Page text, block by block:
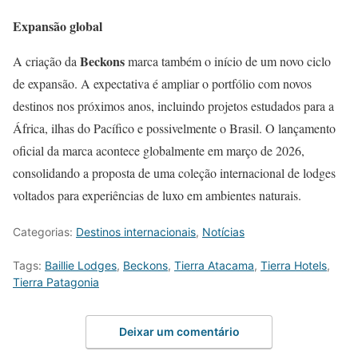
Expansão global
A criação da Beckonsmarca também o início de um novo ciclo
de expansão. A expectativa é ampliar o portfólio com novos
destinos nos próximos anos, incluindo projetos estudados para a
África, ilhas do Pacífico e possivelmente o Brasil. O lançamento
oficial da marca acontece globalmente em março de 2026,
consolidando a proposta de uma coleção internacional de lodges
voltados para experiências de luxo em ambientes naturais.
Categorias: Destinos internacionais, Notícias
Tags: Baillie Lodges, Beckons, Tierra Atacama, Tierra Hotels,
Tierra Patagonia
Deixar um comentário